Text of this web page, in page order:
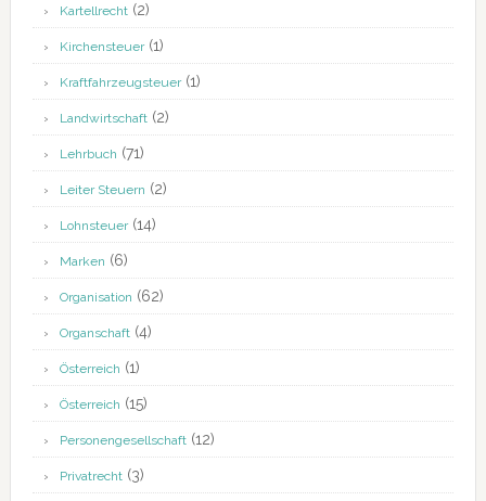
Kartellrecht(2)
Kirchensteuer(1)
Kraftfahrzeugsteuer(1)
Landwirtschaft(2)
Lehrbuch (71)
Leiter Steuern (2)
Lohnsteuer(14)
Marken (6)
Organisation (62)
Organschaft(4)
Österreich (1)
Österreich (15)
Personengesellschaft(12)
Privatrecht(3)